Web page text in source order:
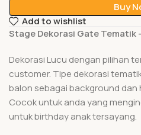
Buy
Add to wishlist
Stage Dekorasi Gate Tematik
Dekorasi Lucu dengan pilihan
customer. Tipe dekorasi
balon sebagai background dan
Cocok untuk anda yang
untuk birthday anak tersayang.